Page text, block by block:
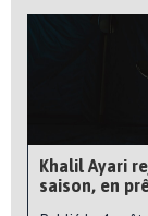
Khalil Ayari
saison, en